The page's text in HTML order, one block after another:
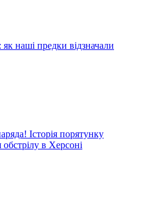
як наші предки відзначали
Історія порятунку
обстрілу в Херсоні